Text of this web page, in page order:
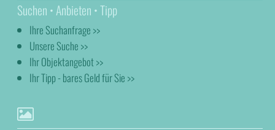
Suchen • Anbieten • Tipp
Ihre Suchanfrage >>
Unsere Suche >>
Ihr Objektangebot >>
Ihr Tipp - bares Geld für Sie >>